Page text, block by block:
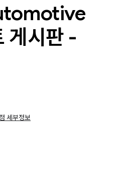
게시판 -
세부정보